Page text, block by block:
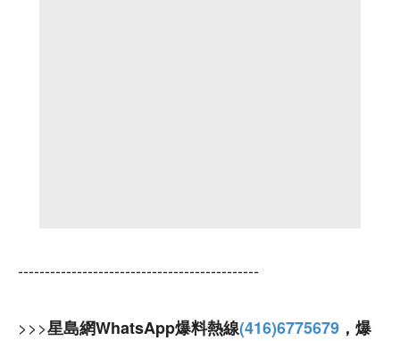
---------------------------------------------
>>>星島網WhatsApp爆料熱線(416)6775679 ，爆